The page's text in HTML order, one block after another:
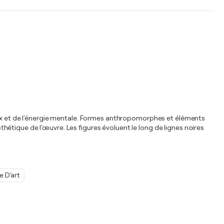
et de l'énergie mentale. Formes anthropomorphes et éléments
de l'œuvre. Les figures évoluent le long de lignes noires
D'art